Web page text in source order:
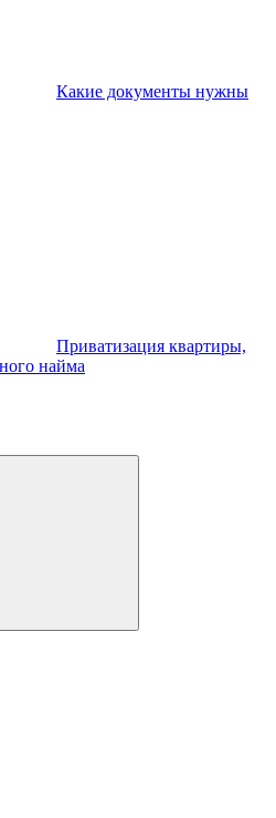
Какие документы нужны
Приватизация квартиры,
найма